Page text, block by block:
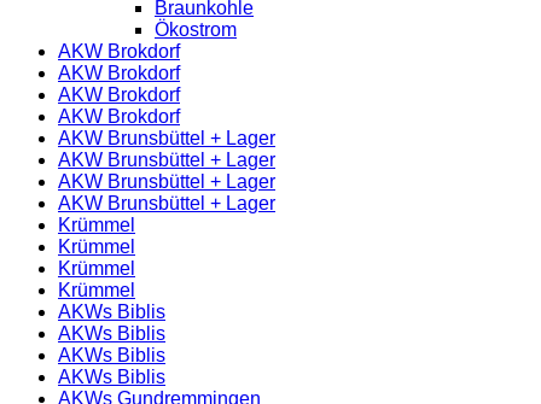
Braunkohle
Ökostrom
AKW Brokdorf
AKW Brokdorf
AKW Brokdorf
AKW Brokdorf
AKW Brunsbüttel + Lager
AKW Brunsbüttel + Lager
AKW Brunsbüttel + Lager
AKW Brunsbüttel + Lager
Krümmel
Krümmel
Krümmel
Krümmel
AKWs Biblis
AKWs Biblis
AKWs Biblis
AKWs Biblis
AKWs Gundremmingen